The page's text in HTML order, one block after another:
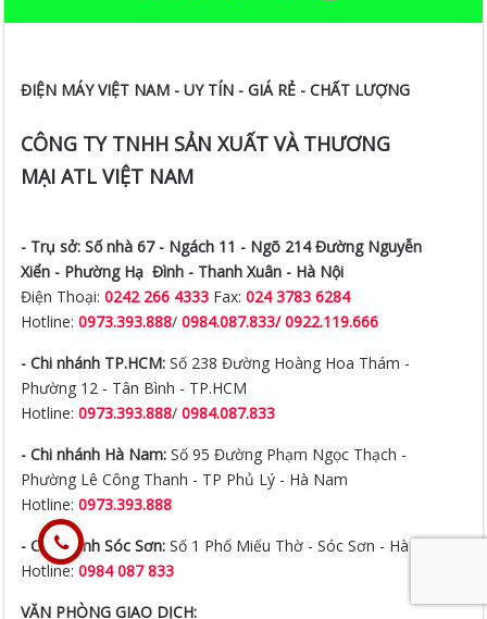
ĐIỆN MÁY VIỆT NAM - UY TÍN - GIÁ RẺ - CHẤT LƯỢNG
CÔNG TY TNHH SẢN XUẤT VÀ THƯƠNG
MẠI ATL VIỆT NAM
- Trụ sở: Số nhà 67 - Ngách 11 - Ngõ 214 Đường Nguyễn
Xiển - Phường Hạ Đình - Thanh Xuân - Hà Nội
Điện Thoại:0242 266 4333 Fax:024 3783 6284
Hotline:0973.393.888/0984.087.833/ 0922.119.666
- Chi nhánh TP.HCM: Số 238 Đường Hoàng Hoa Thám -
Phường 12 - Tân Bình - TP.HCM
Hotline:0973.393.888/0984.087.833
- Chi nhánh Hà Nam: Số 95 Đường Phạm Ngọc Thạch -
Phường Lê Công Thanh - TP Phủ Lý - Hà Nam
Hotline:0973.393.888
- Chi nhánh Sóc Sơn: Số 1 Phố Miếu Thờ - Sóc Sơn - Hà Nội
Hotline:0984 087 833
VĂN PHÒNG GIAO DỊCH: